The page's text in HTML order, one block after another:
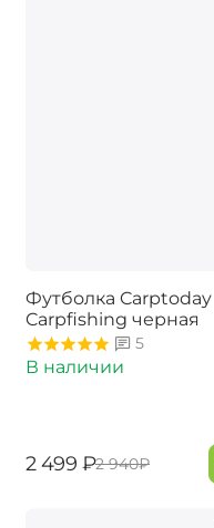
Футболка Carptoday
Carpfishing черная
5
В наличии
‍2 499‍ ₽‍2 940‍₽